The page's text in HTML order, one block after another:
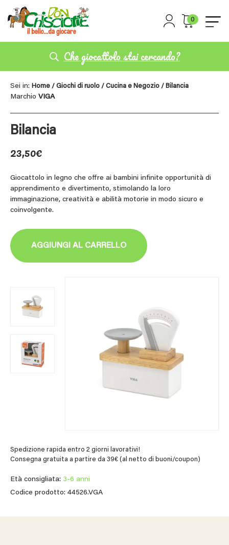
0
Che giocattolo stai cercando?
Sei in: Home / Giochi di ruolo / Cucina e Negozio / Bilancia
Marchio VIGA
Bilancia
23,50€
Giocattolo in legno che offre ai bambini infinite opportunità di
apprendimento e divertimento, stimolando la loro
immaginazione, creatività e abilità motorie in modo sicuro e
coinvolgente.
AGGIUNGI AL CARRELLO
Spedizione rapida entro 2 giorni lavorativi!
Consegna gratuita a partire da 39€ (al netto di buoni/coupon)
Età consigliata: 3-6 anni
Codice prodotto: 44526.VGA